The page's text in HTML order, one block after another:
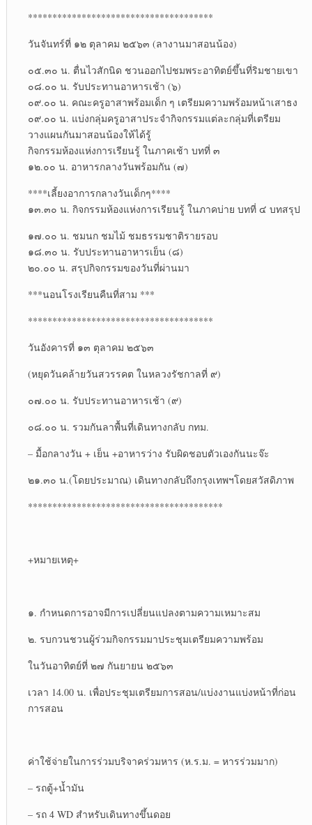
**************************************
วันจันทร์ที่ ๑๒ ตุลาคม ๒๕๖๓ (ลางานมาสอนน้อง)
๐๕.๓๐ น. ตื่นไวสักนิด ชวนออกไปชมพระอาทิตย์ขึ้นที่ริมชายเขา
๐๘.๐๐ น. รับประทานอาหารเช้า (๖)
๐๙.๐๐ น. คณะครูอาสาพร้อมเด็ก ๆ เตรียมความพร้อมหน้าเสาธง
๐๙.๐๐ น. แบ่งกลุ่มครูอาสาประจำกิจกรรมแต่ละกลุ่มที่เตรียม
วางแผนกันมาสอนน้องให้ได้รู้
กิจกรรมห้องแห่งการเรียนรู้ ในภาคเช้า บทที่ ๓
๑๒.๐๐ น. อาหารกลางวันพร้อมกัน (๗)
****เลี้ยงอาการกลางวันเด็กๆ****
๑๓.๓๐ น. กิจกรรมห้องแห่งการเรียนรู้ ในภาคบ่าย บทที่ ๔ บทสรุป
๑๗.๐๐ น. ชมนก ชมไม้ ชมธรรมชาติรายรอบ
๑๘.๓๐ น. รับประทานอาหารเย็น (๘)
๒๐.๐๐ น. สรุปกิจกรรมของวันที่ผ่านมา
***นอนโรงเรียนคืนที่สาม ***
**************************************
วันอังคารที่ ๑๓ ตุลาคม ๒๕๖๓
(หยุดวันคล้ายวันสวรรคต ในหลวงรัชกาลที่ ๙)
๐๗.๐๐ น. รับประทานอาหารเช้า (๙)
๐๘.๐๐ น. รวมกันลาพื้นที่เดินทางกลับ กทม.
– มื้อกลางวัน + เย็น +อาหารว่าง รับผิดชอบตัวเองกันนะจ๊ะ
๒๑.๓๐ น.(โดยประมาณ) เดินทางกลับถึงกรุงเทพฯโดยสวัสดิภาพ
****************************************
+หมายเหตุ+
๑. กำหนดการอาจมีการเปลี่ยนแปลงตามความเหมาะสม
๒. รบกวนชวนผู้ร่วมกิจกรรมมาประชุมเตรียมความพร้อม
ในวันอาทิตย์ที่ ๒๗ กันยายน ๒๕๖๓
เวลา 14.00 น. เพื่อประชุมเตรียมการสอน/แบ่งงานแบ่งหน้าที่ก่อน
การสอน
ค่าใช้จ่ายในการร่วมบริจาคร่วมหาร (ห.ร.ม. = หารร่วมมาก)
– รถตู้+น้ำมัน
– รถ 4 WD สำหรับเดินทางขึ้นดอย